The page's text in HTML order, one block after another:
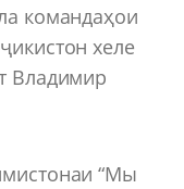
командаҳои
хеле
Владимир
“Мы